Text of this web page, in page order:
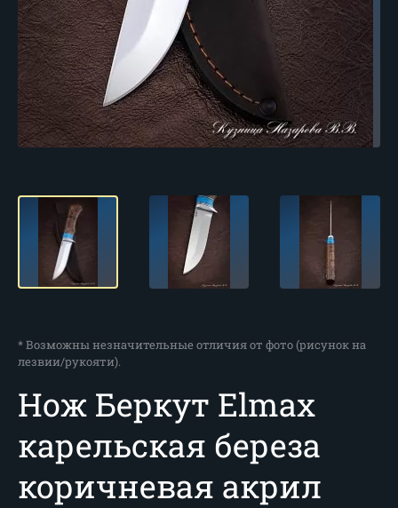
* Возможны незначительные отличия от фото (рисунок на
лезвии/рукояти).
Нож Беркут Elmax
карельская береза
коричневая акрил